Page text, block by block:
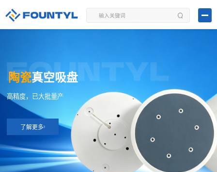
陶瓷真空吸盘
高精度，已大批量产
了解更多